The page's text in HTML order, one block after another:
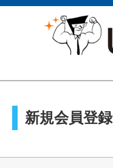
新規会員登録